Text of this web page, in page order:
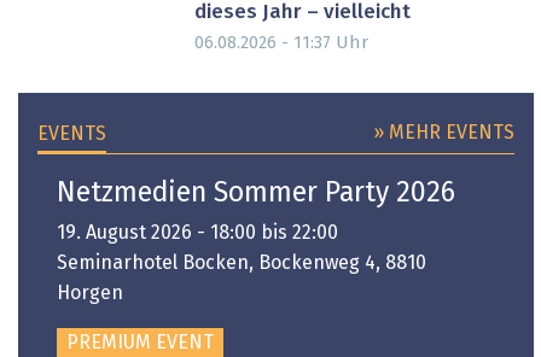
dieses Jahr – vielleicht
06.08.2026 - 11:37 Uhr
EVENTS » MEHR EVENTS
Netzmedien Sommer Party 2026
19. August 2026 - 18:00 bis 22:00
Seminarhotel Bocken, Bockenweg 4, 8810
Horgen
PREMIUM EVENT